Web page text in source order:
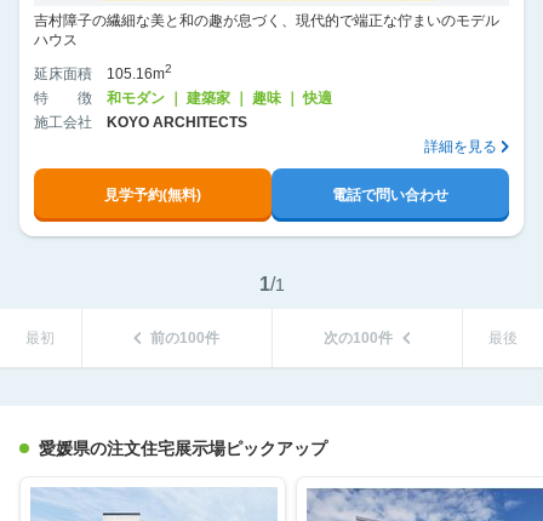
吉村障子の繊細な美と和の趣が息づく、現代的で端正な佇まいのモデル
ハウス
延床面積
105.16m2
特徴
和モダン ｜ 建築家 ｜ 趣味 ｜ 快適
施工会社
KOYO ARCHITECTS
詳細を見る
見学予約(無料) 電話で問い合わせ
1/1
最初 前の100件 次の100件 最後
愛媛県の注文住宅展示場ピックアップ